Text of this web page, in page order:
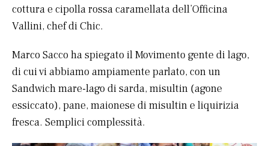
cottura e cipolla rossa caramellata dell’Officina
Vallini, chef di Chic.
Marco Sacco ha spiegato il Movimento gente di lago,
di cui vi abbiamo ampiamente parlato, con un
Sandwich mare-lago di sarda, misultin (agone
essiccato), pane, maionese di misultin e liquirizia
fresca. Semplici complessità.